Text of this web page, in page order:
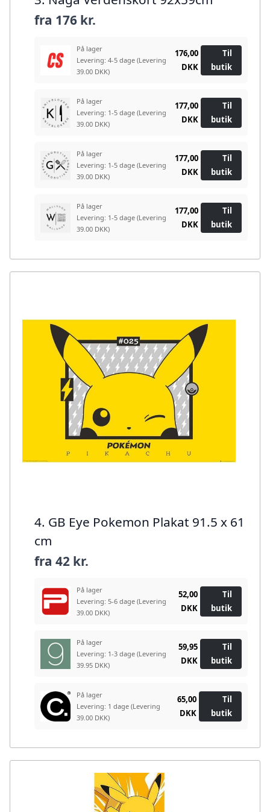
fra 176 kr.
På lager
Levering: 4-5 dage (Levering
39.00 DKK)
176,00
DKK
Til
butik
På lager
Levering: 1-5 dage (Levering
39.00 DKK)
177,00
DKK
Til
butik
På lager
Levering: 1-5 dage (Levering
39.00 DKK)
177,00
DKK
Til
butik
På lager
Levering: 1-5 dage (Levering
39.00 DKK)
177,00
DKK
Til
butik
4. GB Eye Pokemon Plakat 91.5 x 61
cm
fra 42 kr.
På lager
Levering: 5-6 dage (Levering
39.00 DKK)
52,00
DKK
Til
butik
På lager
Levering: 1-3 dage (Levering
39.95 DKK)
59,95
DKK
Til
butik
På lager
Levering: 1 dage (Levering
39.00 DKK)
65,00
DKK
Til
butik